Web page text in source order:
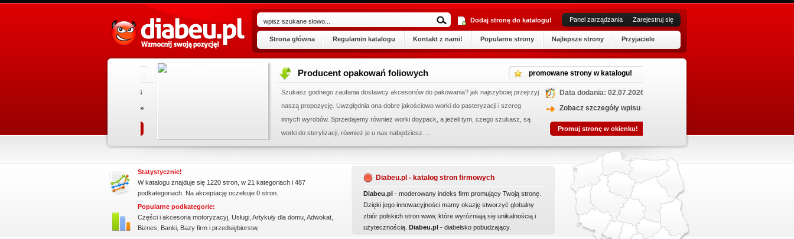
Dodaj stronę do katalogu! Panel zarządzania Zarejestruj się
Strona główna Regulamin katalogu Kontakt z nami! Popularne strony Najlepsze strony Przyjaciele
Producent opakowań foliowych promowane strony w katalogu!
Szukasz godnego zaufania dostawcy akcesoriów do pakowania? jak najszybciej przejrzyj
naszą propozycję. Uwzględnia ona dobre jakościowo worki do pasteryzacji i szereg
innych wyrobów. Sprzedajemy również worki doypack, a jeżeli tym, czego szukasz, są
worki do sterylizacji, również je u nas nabędziesz....
Data dodania: 02.07.2026
Zobacz szczegóły wpisu »
Promuj stronę w okienku!
Diabeu.pl - katalog stron firmowych
Diabeu.pl - moderowany indeks firm promujący Twoją stronę.
Dzięki jego innowacyjności mamy okazję stworzyć globalny
zbiór polskich stron www, które wyróżniają się unikalnością i
użytecznością. Diabeu.pl - diabelsko pobudzający.
Statystycznie!
W katalogu znajduje się 1220 stron, w 21 kategoriach i 487
podkategoriach. Na akceptację oczekuje 0 stron.
Popularne podkategorie:
Części i akcesoria motoryzacyj Usługi Artykuły dla domu Adwokat
Biznes
Banki Bazy firm i przedsiębiorstw,